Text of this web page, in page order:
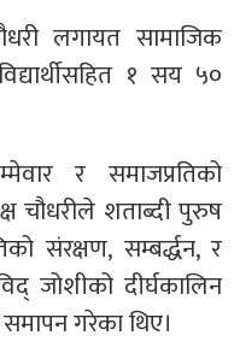
लगायत सामाजिक
१ सय ५०
र समाजप्रतिको
चौधरीले शताब्दी पुरुष
संरक्षण, सम्बर्द्धन, र
जोशीको दीर्घकालिन
गरेका थिए।